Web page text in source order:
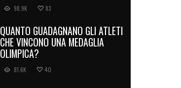
98.9K 83
QUANTO GUADAGNANO GLI ATLETI
CHE VINCONO UNA MEDAGLIA
OLIMPICA?
81.6K 40